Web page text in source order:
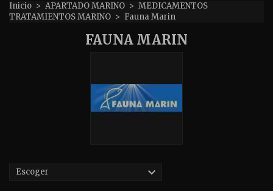
Inicio APARTADO MARINO
MEDICAMENTOS
TRATAMIENTOS MARINO
Fauna Marin
FAUNA MARIN
Escoger 